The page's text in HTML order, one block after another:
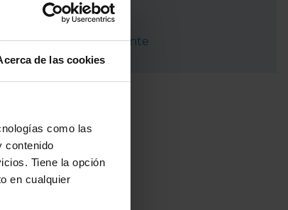
de las cookies
como las
contenido
Tiene la opción
en cualquier
Recorrido
Boadilla del Monte